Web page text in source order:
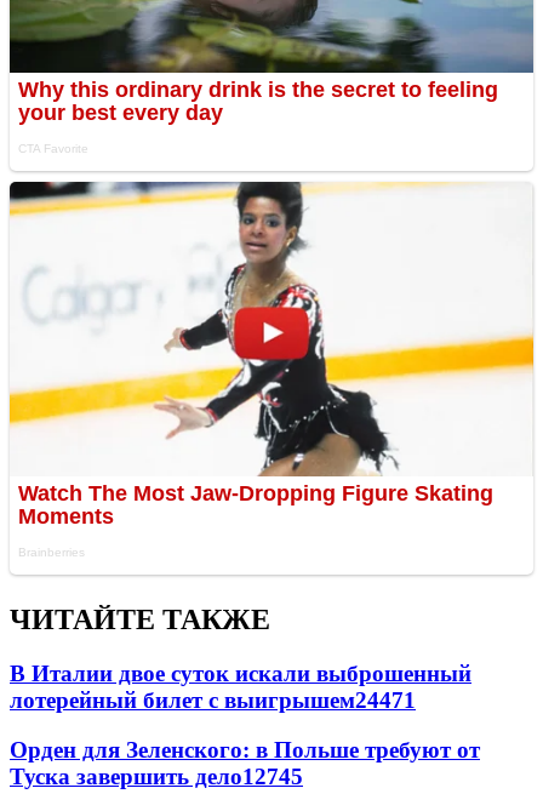
ЧИТАЙТЕ ТАКЖЕ
В Италии двое суток искали выброшенный
лотерейный билет с выигрышем24471
Орден для Зеленского: в Польше требуют от
Туска завершить дело12745